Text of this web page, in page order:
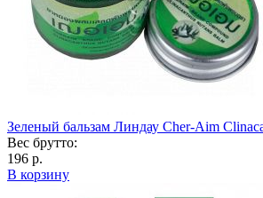
Зеленый бальзам Линдау Cher-Aim
Вес брутто:
196 р.
В корзину